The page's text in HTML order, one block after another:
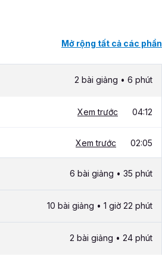
Mở rộng tất cả các phần
2 bài giảng • 6 phút
Xem trước 04:12
Xem trước 02:05
6 bài giảng • 35 phút
10 bài giảng • 1 giờ 22 phút
2 bài giảng • 24 phút